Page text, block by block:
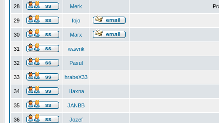
28 Merk
29 fojo
30 Marx
31 wawrik
32 Pasul
33 hrabeX33
34 Haxna
35 JANBB
36 Jozef